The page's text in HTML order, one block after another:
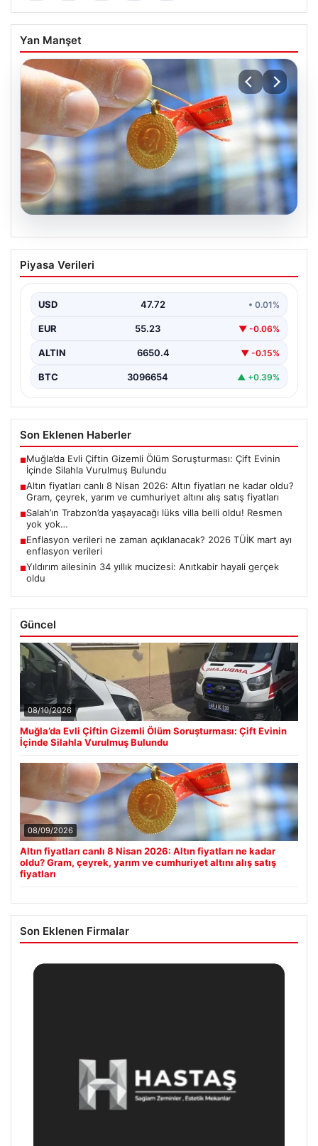
Yan Manşet
09.08.2026
Altın fiyatları canlı 8 Nisan 2026: Altın
fiyatları ne kadar oldu? Gram, çeyrek,
fiyatları
Piyasa Verileri
USD 47.72 • 0.01%
EUR 55.23 ▼ -0.06%
ALTIN 6650.4 ▼ -0.15%
BTC 3096654 ▲ +0.39%
Son Eklenen Haberler
■Muğla’da Evli Çiftin Gizemli Ölüm Soruşturması: Çift Evinin
İçinde Silahla Vurulmuş Bulundu
■Altın fiyatları canlı 8 Nisan 2026: Altın fiyatları ne kadar oldu?
Gram, çeyrek, yarım ve cumhuriyet altını alış satış fiyatları
■Salah’ın Trabzon’da yaşayacağı lüks villa belli oldu! Resmen
yok yok…
■Enflasyon verileri ne zaman açıklanacak? 2026 TÜİK mart ayı
enflasyon verileri
■Yıldırım ailesinin 34 yıllık mucizesi: Anıtkabir hayali gerçek
oldu
Güncel
08/10/2026
Muğla’da Evli Çiftin Gizemli Ölüm Soruşturması: Çift Evinin
İçinde Silahla Vurulmuş Bulundu
08/09/2026
Altın fiyatları canlı 8 Nisan 2026: Altın fiyatları ne kadar
oldu? Gram, çeyrek, yarım ve cumhuriyet altını alış satış
fiyatları
Son Eklenen Firmalar